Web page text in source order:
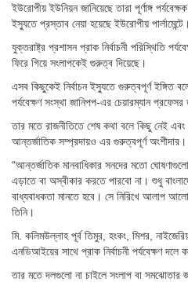
ইউরোপীয় ইউনিয়ন জানিয়েছে তারা পূর্ণাঙ্গ
ইস্যুতে প্রস্তাব নেয়া হয়েছে ইউরোপীয় পার্লামেন্টে।
যুক্তরাষ্ট্র প্রশাসন প্রাক নির্বাচনী পরিস্থিতি
ফিরে গিয়ে সংলাপকেই গুরুত্ব দিয়েছে।
এসব কিছুকেই নির্বাচন ইস্যুতে গুরুত্বপূর্ণ ইঙ্গিত
পর্যবেক্ষণ সংস্থা জানিপপ-এর চেয়ারম্যান
তার মতে রাজনীতিতে শেষ কথা বলে কিছু নেই এবং
আন্তর্জাতিক সম্প্রদায়ও এর গুরুত্বপূর্ণ অংশীদার।
“আন্তর্জাতিক মানবাধিকার সনদের মতো
এড়াতে বা অস্বীকার করতে পারবো না। শুধু
বাধ্যবাধকতা মানতে হবে। সে নিরিখে আলাপ
তিনি।
মি. কলিমউল্লাহ পূর্ব তিমুর, হংকং, মিশর,
এনডিআইয়ের সাথে প্রাক নির্বাচনী পর্যবেক্ষণ দলে
তার মতে দলগুলো না চাইলে সংলাপ বা